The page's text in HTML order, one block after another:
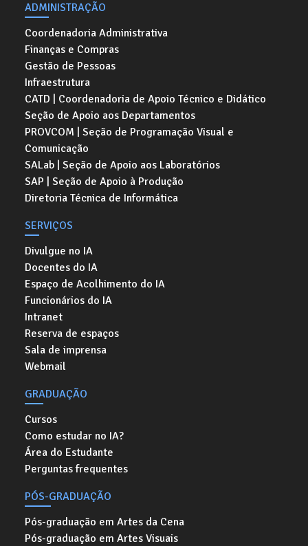
ADMINISTRAÇÃO
Coordenadoria Administrativa
Finanças e Compras
Gestão de Pessoas
Infraestrutura
CATD | Coordenadoria de Apoio Técnico e Didático
Seção de Apoio aos Departamentos
PROVCOM | Seção de Programação Visual e
Comunicação
SALab | Seção de Apoio aos Laboratórios
SAP | Seção de Apoio à Produção
Diretoria Técnica de Informática
SERVIÇOS
Divulgue no IA
Docentes do IA
Espaço de Acolhimento do IA
Funcionários do IA
Intranet
Reserva de espaços
Sala de imprensa
Webmail
GRADUAÇÃO
Cursos
Como estudar no IA?
Área do Estudante
Perguntas frequentes
PÓS-GRADUAÇÃO
Pós-graduação em Artes da Cena
Pós-graduação em Artes Visuais